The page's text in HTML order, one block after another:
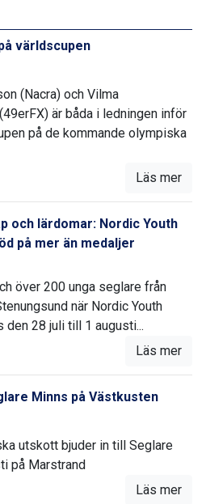
världscupen
(Nacra) och Vilma
är båda i ledningen inför
på de kommande olympiska
Läs mer
och lärdomar: Nordic Youth
på mer än medaljer
över 200 unga seglare från
när Nordic Youth
28 juli till 1 augusti...
Läs mer
Minns på Västkusten
utskott bjuder in till Seglare
på Marstrand
Läs mer